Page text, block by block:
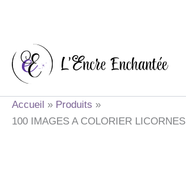
contenu
Accueil
Produits
100 IMAGES A COLORIER LICORNES